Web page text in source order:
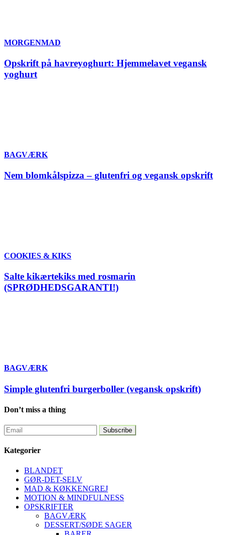
MORGENMAD
Opskrift på havreyoghurt: Hjemmelavet vegansk
yoghurt
BAGVÆRK
Nem blomkålspizza – glutenfri og vegansk opskrift
COOKIES & KIKS
Salte kikærtekiks med rosmarin
(SPRØDHEDSGARANTI!)
BAGVÆRK
Simple glutenfri burgerboller (vegansk opskrift)
Don’t miss a thing
Kategorier
BLANDET
GØR-DET-SELV
MAD & KØKKENGREJ
MOTION & MINDFULNESS
OPSKRIFTER
BAGVÆRK
DESSERT/SØDE SAGER